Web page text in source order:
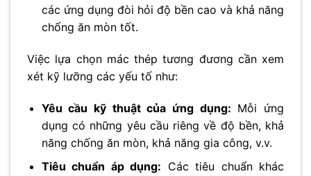
các ứng dụng đòi hỏi độ bền cao và khả năng
chống ăn mòn tốt.
Việc lựa chọn mác thép tương đương cần xem
xét kỹ lưỡng các yếu tố như:
Yêu cầu kỹ thuật của ứng dụng: Mỗi ứng
dụng có những yêu cầu riêng về độ bền, khả
năng chống ăn mòn, khả năng gia công, v.v.
Tiêu chuẩn áp dụng: Các tiêu chuẩn khác